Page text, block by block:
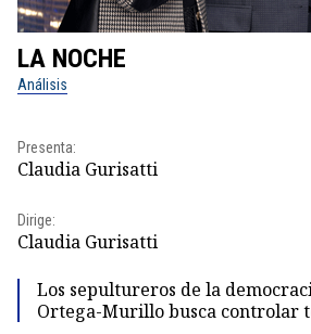
LA NOCHE
Análisis
Presenta:
Claudia Gurisatti
Dirige:
Claudia Gurisatti
Los sepultureros de la
Ortega-Murillo busca controlar